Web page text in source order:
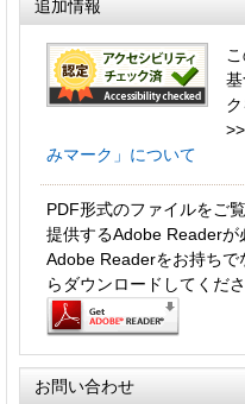
追加情報
>>
みマーク」について
PDF形式のファイルをご
提供するAdobe Readerが
Adobe Readerをお持ち
らダウンロードしてくださ
お問い合わせ